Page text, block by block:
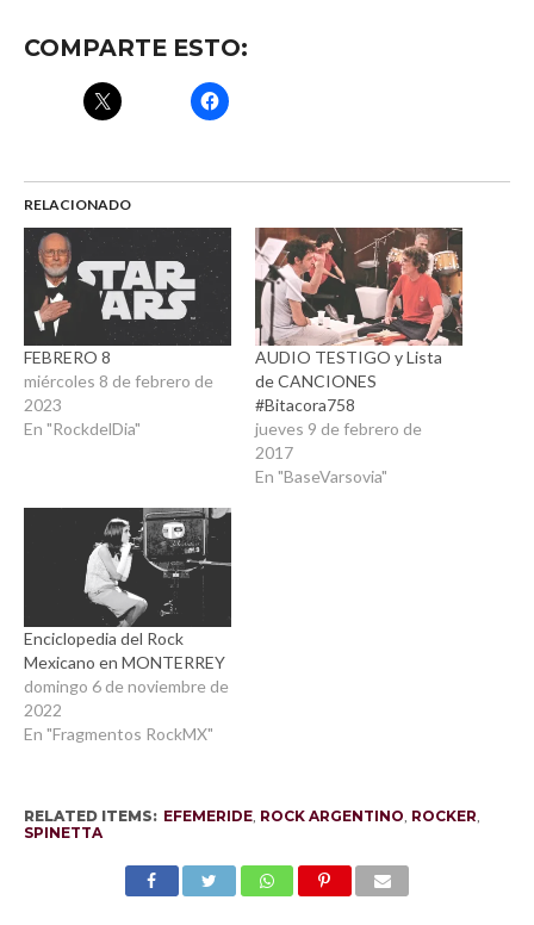
COMPARTE ESTO:
RELACIONADO
FEBRERO 8
miércoles 8 de febrero de
2023
En "RockdelDia"
AUDIO TESTIGO y Lista
de CANCIONES
#Bitacora758
jueves 9 de febrero de
2017
En "BaseVarsovia"
Enciclopedia del Rock
Mexicano en MONTERREY
domingo 6 de noviembre de
2022
En "Fragmentos RockMX"
RELATED ITEMS: EFEMERIDE, ROCK ARGENTINO ROCKER
SPINETTA